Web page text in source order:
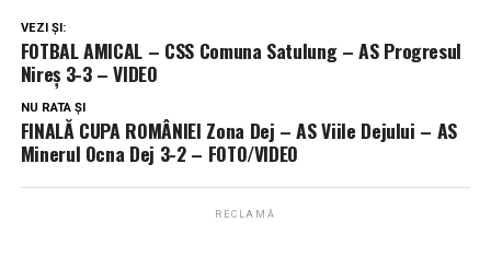
VEZI ȘI:
FOTBAL AMICAL – CSS Comuna Satulung – AS Progresul
Nireș 3-3 – VIDEO
NU RATA ȘI
FINALĂ CUPA ROMÂNIEI Zona Dej – AS Viile Dejului – AS
Minerul Ocna Dej 3-2 – FOTO/VIDEO
RECLAMĂ